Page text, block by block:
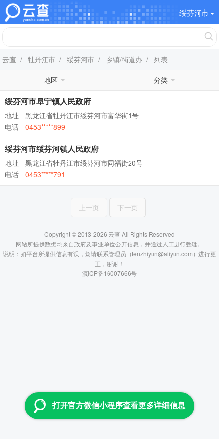
绥芬河市
云查 / 牡丹江市 / 绥芬河市 / 乡镇/街道办 / 列表
地区 分类
绥芬河市阜宁镇人民政府
地址：黑龙江省牡丹江市绥芬河市富华街1号
电话： 0453*****899
绥芬河市绥芬河镇人民政府
地址：黑龙江省牡丹江市绥芬河市同福街20号
电话： 0453*****791
上一页 下一页
Copyright © 2013-2026 云查 All Rights Reserved
网站所提供数据均来自政府及事业单位公开信息，并通过人工进行整理。
说明：如平台所提供信息有误，烦请联系管理员（fenzhiyun@aliyun.com）进行更
正，谢谢！
滇ICP备16007666号
打开官方微信小程序查看更多详细信息